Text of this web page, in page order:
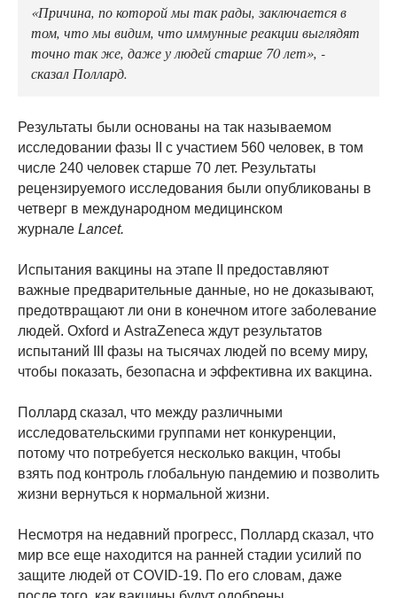
«Причина, по которой мы так рады, заключается в
том, что мы видим, что иммунные реакции выглядят
точно так же, даже у людей старше 70 лет», -
сказал Поллард.
Результаты были основаны на так называемом
исследовании фазы II с участием 560 человек, в том
числе 240 человек старше 70 лет. Результаты
рецензируемого исследования были опубликованы в
четверг в международном медицинском
журнале Lancet.
Испытания вакцины на этапе II предоставляют
важные предварительные данные, но не доказывают,
предотвращают ли они в конечном итоге заболевание
людей. Oxford и AstraZeneca ждут результатов
испытаний III фазы на тысячах людей по всему миру,
чтобы показать, безопасна и эффективна их вакцина.
Поллард сказал, что между различными
исследовательскими группами нет конкуренции,
потому что потребуется несколько вакцин, чтобы
взять под контроль глобальную пандемию и позволить
жизни вернуться к нормальной жизни.
Несмотря на недавний прогресс, Поллард сказал, что
мир все еще находится на ранней стадии усилий по
защите людей от COVID-19. По его словам, даже